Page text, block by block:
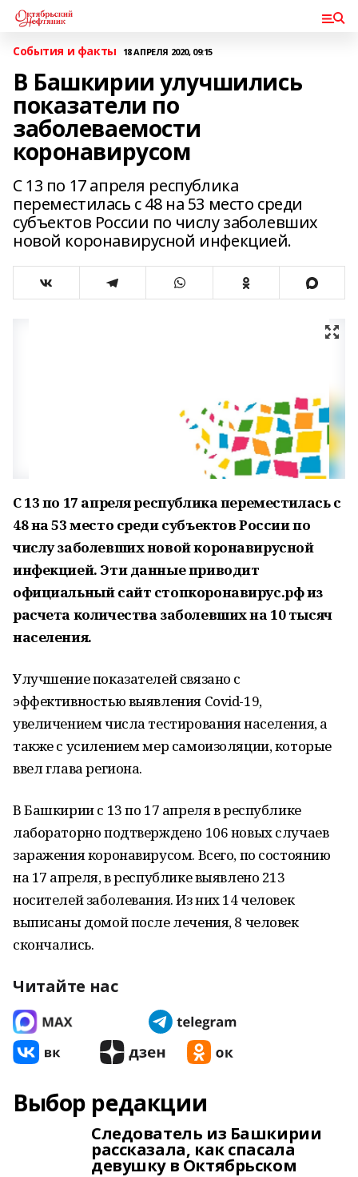
События и факты 18 АПРЕЛЯ 2020, 09:15
В Башкирии улучшились
показатели по
заболеваемости
коронавирусом
С 13 по 17 апреля республика
переместилась с 48 на 53 место среди
субъектов России по числу заболевших
новой коронавирусной инфекцией.
С 13 по 17 апреля республика переместилась с
48 на 53 место среди субъектов России по
числу заболевших новой коронавирусной
инфекцией. Эти данные приводит
официальный сайт стопкоронавирус.рф из
расчета количества заболевших на 10 тысяч
населения.
Улучшение показателей связано с
эффективностью выявления Covid-19,
увеличением числа тестирования населения, а
также с усилением мер самоизоляции, которые
ввел глава региона.
В Башкирии с 13 по 17 апреля в республике
лабораторно подтверждено 106 новых случаев
заражения коронавирусом. Всего, по состоянию
на 17 апреля, в республике выявлено 213
носителей заболевания. Из них 14 человек
выписаны домой после лечения, 8 человек
скончались.
Читайте нас
Выбор редакции
Следователь из Башкирии
рассказала, как спасала
девушку в Октябрьском